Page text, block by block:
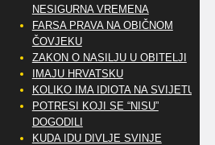
NESIGURNA VREMENA
FARSA PRAVA NA OBIČNOM
ČOVJEKU
ZAKON O NASILJU U OBITELJI
IMAJU HRVATSKU
KOLIKO IMA IDIOTA NA SVIJETU?
POTRESI KOJI SE “NISU”
DOGODILI
KUDA IDU DIVLJE SVINJE